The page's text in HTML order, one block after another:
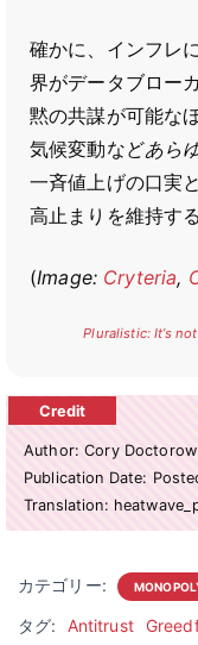
確かに、インフレ
界がデータブロー
黙の共謀が可能な
気候変動などあら
一斉値上げの口実
高止まりを維持す
(Image: Cryteria,
Pluralistic: It’s
Author: Cory
Publication Date:
Translation:
カテゴリー:
タグ: Antitrust